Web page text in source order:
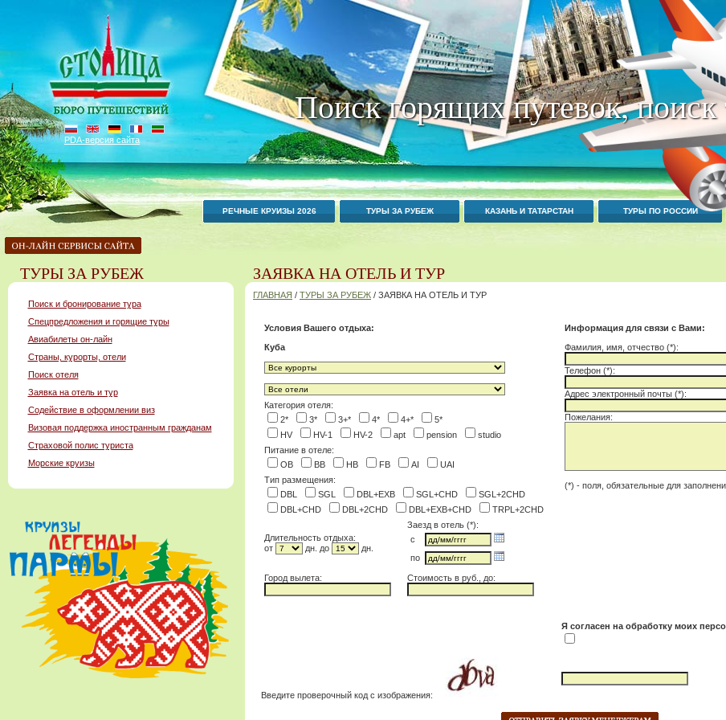
Поиск горящих путевок, поиск
PDA-версия сайта
РЕЧНЫЕ КРУИЗЫ 2026 ТУРЫ ЗА РУБЕЖ КАЗАНЬ И ТАТАРСТАН ТУРЫ ПО РОССИИ
ТУРЫ ЗА РУБЕЖ
Поиск и бронирование тура
Спецпредложения и горящие туры
Авиабилеты он-лайн
Страны, курорты, отели
Поиск отеля
Заявка на отель и тур
Содействие в оформлении виз
Визовая поддержка иностранным гражданам
Страховой полис туриста
Морские круизы
ЗАЯВКА НА ОТЕЛЬ И ТУР
ГЛАВНАЯ / ТУРЫ ЗА РУБЕЖ / ЗАЯВКА НА ОТЕЛЬ И ТУР
Условия Вашего отдыха:
Куба
Категория отеля:
2*
3* 3+* 4* 4+*
5*
HV
HV-1 HV-2 apt pension
studio
Питание в отеле:
OB
BB HB FB AI
UAI
Тип размещения:
DBL
SGL DBL+EXB SGL+CHD
SGL+2CHD
DBL+CHD
DBL+2CHD DBL+EXB+CHD TRPL+2CHD
Длительность отдыха:
от
дн. до дн.
Заезд в отель (*):
c
по
Город вылета: Cтоимость в руб., до:
Информация для связи с Вами:
Фамилия, имя, отчество (*):
Телефон (*):
Адрес электронный почты (*):
Пожелания:
(*) - поля, обязательные для
Я согласен на обработку моих
Введите проверочный код с изображения: